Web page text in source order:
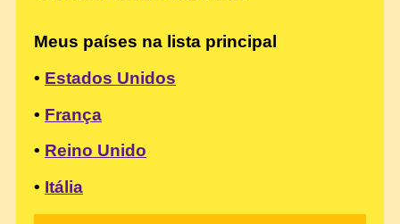
Meus países na lista principal
• Estados Unidos
• França
• Reino Unido
• Itália